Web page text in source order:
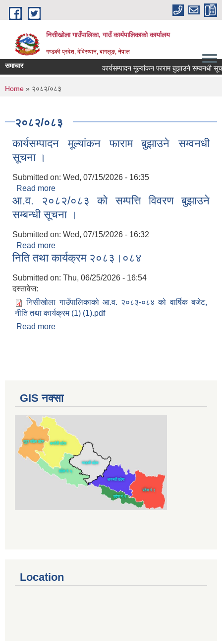
Skip to main content
निसीखोला गाउँपालिका, गाउँ कार्यपालिकाको कार्यालय
गण्डकी प्रदेश, देविस्थान, बागलुङ, नेपाल
समाचार कार्यसम्पादन मूल्यांकन फाराम बुझाउने सम्वनधी
You are here
Home » २०८२/०८३
२०८२/०८३
कार्यसम्पादन मूल्यांकन फाराम बुझाउने सम्वनधी
सूचना ।
Submitted on: Wed, 07/15/2026 - 16:35
Read more
सूचना ।
आ.व. २०८२/०८३ को सम्पत्ति विवरण बुझाउने
सम्बन्धी सूचना ।
Submitted on: Wed, 07/15/2026 - 16:32
Read more
सम्बन्धी सूचना ।
निति तथा कार्यक्रम २०८३।०८४
Submitted on: Thu, 06/25/2026 - 16:54
दस्तावेज:
निसीखोला गाउँपालिकाको आ.व. २०८३-०८४ को वार्षिक बजेट,
नीति तथा कार्यक्रम (1) (1).pdf
Read more
GIS नक्सा
Location